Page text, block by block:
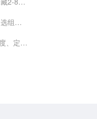
定制:海鲜寿司柜、火锅自选组合柜（风冷冷藏）可带喷雾
红酒柜、定制红酒柜2-15度、定制牛肉排酸柜0-4度